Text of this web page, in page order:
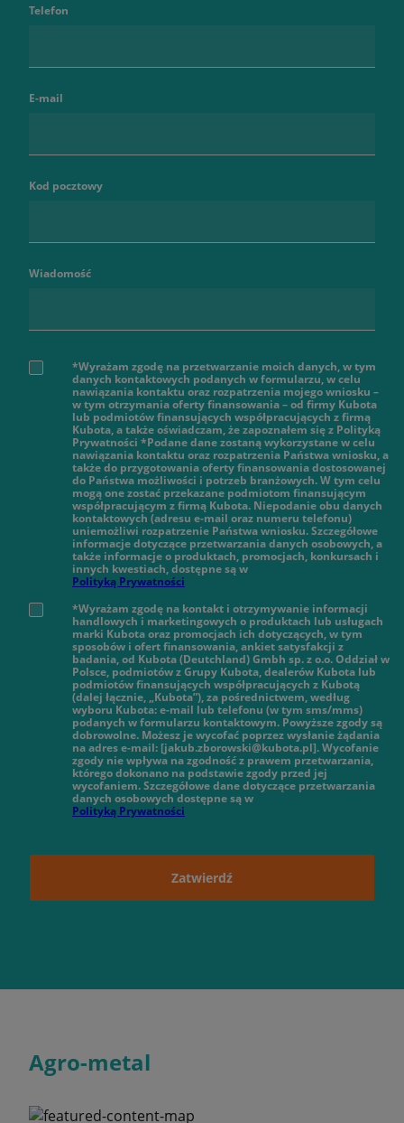
Telefon
E-mail
Kod pocztowy
Wiadomość
*Wyrażam zgodę na przetwarzanie moich danych, w tym
danych kontaktowych podanych w formularzu, w celu
nawiązania kontaktu oraz rozpatrzenia mojego wniosku –
w tym otrzymania oferty finansowania – od firmy Kubota
lub podmiotów finansujących współpracujących z firmą
Kubota, a także oświadczam, że zapoznałem się z Polityką
Prywatności *Podane dane zostaną wykorzystane w celu
nawiązania kontaktu oraz rozpatrzenia Państwa wniosku, a
także do przygotowania oferty finansowania dostosowanej
do Państwa możliwości i potrzeb branżowych. W tym celu
mogą one zostać przekazane podmiotom finansującym
współpracującym z firmą Kubota. Niepodanie obu danych
kontaktowych (adresu e-mail oraz numeru telefonu)
uniemożliwi rozpatrzenie Państwa wniosku. Szczegółowe
informacje dotyczące przetwarzania danych osobowych, a
także informacje o produktach, promocjach, konkursach i
innych kwestiach, dostępne są w
Polityką Prywatności
*Wyrażam zgodę na kontakt i otrzymywanie informacji
handlowych i marketingowych o produktach lub usługach
marki Kubota oraz promocjach ich dotyczących, w tym
sposobów i ofert finansowania, ankiet satysfakcji z
badania, od Kubota (Deutchland) Gmbh sp. z o.o. Oddział w
Polsce, podmiotów z Grupy Kubota, dealerów Kubota lub
podmiotów finansujących współpracujących z Kubotą
(dalej łącznie, „Kubota”), za pośrednictwem, według
wyboru Kubota: e-mail lub telefonu (w tym sms/mms)
podanych w formularzu kontaktowym. Powyższe zgody są
dobrowolne. Możesz je wycofać poprzez wysłanie żądania
na adres e-mail: [jakub.zborowski@kubota.pl]. Wycofanie
zgody nie wpływa na zgodność z prawem przetwarzania,
którego dokonano na podstawie zgody przed jej
wycofaniem. Szczegółowe dane dotyczące przetwarzania
danych osobowych dostępne są w
Polityką Prywatności
Zatwierdź
Agro-metal